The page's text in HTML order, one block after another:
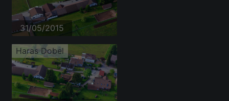
31/05/2015
Haras Dobel